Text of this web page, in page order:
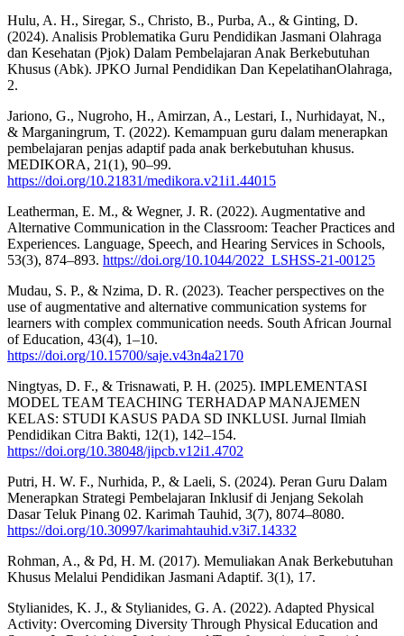
Hulu, A. H., Siregar, S., Christo, B., Purba, A., & Ginting, D.
(2024). Analisis Problematika Guru Pendidikan Jasmani Olahraga
dan Kesehatan (Pjok) Dalam Pembelajaran Anak Berkebutuhan
Khusus (Abk). JPKO Jurnal Pendidikan Dan KepelatihanOlahraga,
2.
Jariono, G., Nugroho, H., Amirzan, A., Lestari, I., Nurhidayat, N.,
& Marganingrum, T. (2022). Kemampuan guru dalam menerapkan
pembelajaran penjas adaptif pada anak berkebutuhan khusus.
MEDIKORA, 21(1), 90–99.
https://doi.org/10.21831/medikora.v21i1.44015
Leatherman, E. M., & Wegner, J. R. (2022). Augmentative and
Alternative Communication in the Classroom: Teacher Practices and
Experiences. Language, Speech, and Hearing Services in Schools,
53(3), 874–893. https://doi.org/10.1044/2022_LSHSS-21-00125
Mudau, S. P., & Nzima, D. R. (2023). Teacher perspectives on the
use of augmentative and alternative communication systems for
learners with complex communication needs. South African Journal
of Education, 43(4), 1–10.
https://doi.org/10.15700/saje.v43n4a2170
Ningtyas, D. F., & Trisnawati, P. H. (2025). IMPLEMENTASI
MODEL TEAM TEACHING TERHADAP MANAJEMEN
KELAS: STUDI KASUS PADA SD INKLUSI. Jurnal Ilmiah
Pendidikan Citra Bakti, 12(1), 142–154.
https://doi.org/10.38048/jipcb.v12i1.4702
Putri, H. W. F., Nurhida, P., & Laeli, S. (2024). Peran Guru Dalam
Menerapkan Strategi Pembelajaran Inklusif di Jenjang Sekolah
Dasar Teluk Pinang 02. Karimah Tauhid, 3(7), 8074–8080.
https://doi.org/10.30997/karimahtauhid.v3i7.14332
Rohman, A., & Pd, H. M. (2017). Memuliakan Anak Berkebutuhan
Khusus Melalui Pendidikan Jasmani Adaptif. 3(1), 17.
Stylianides, K. J., & Stylianides, G. A. (2022). Adapted Physical
Activity: Overcoming Diversity Through Physical Education and